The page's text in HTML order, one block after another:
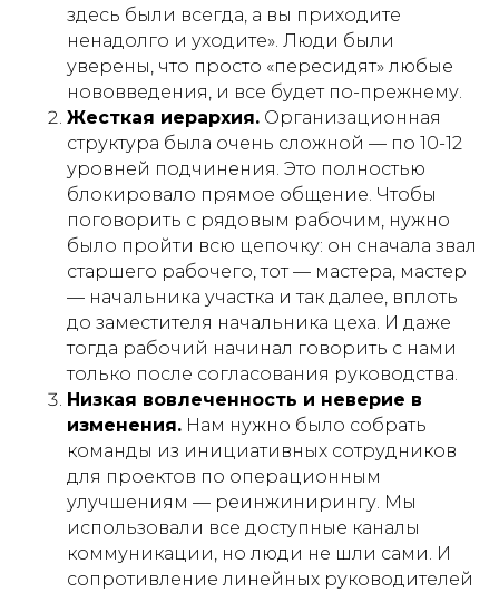
здесь были всегда, а вы приходите
ненадолго и уходите». Люди были
уверены, что просто «пересидят» любые
нововведения, и все будет по-прежнему.
Жесткая иерархия. Организационная
структура была очень сложной — по 10-12
уровней подчинения. Это полностью
блокировало прямое общение. Чтобы
поговорить с рядовым рабочим, нужно
было пройти всю цепочку: он сначала звал
старшего рабочего, тот — мастера, мастер
— начальника участка и так далее, вплоть
до заместителя начальника цеха. И даже
тогда рабочий начинал говорить с нами
только после согласования руководства.
Низкая вовлеченность и неверие в
изменения. Нам нужно было собрать
команды из инициативных сотрудников
для проектов по операционным
улучшениям — реинжинирингу. Мы
использовали все доступные каналы
коммуникации, но люди не шли сами. И
сопротивление линейных руководителей